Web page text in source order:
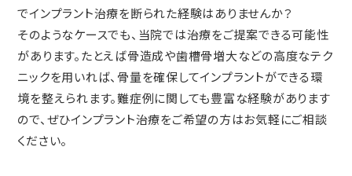
でインプラント治療を断られた経験はありませんか？
そのようなケースでも、当院では治療をご提案できる可能性
があります。たとえば骨造成や歯槽骨増大などの高度なテク
ニックを用いれば、骨量を確保してインプラントができる環
境を整えられます。難症例に関しても豊富な経験があります
ので、ぜひインプラント治療をご希望の方はお気軽にご相談
ください。